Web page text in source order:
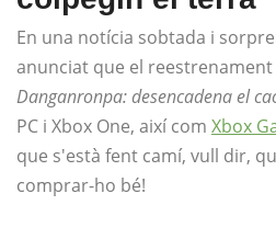
En una notícia sobtada i
anunciat que el
Danganronpa: desencadena el
PC i Xbox One, així com Xbox
que s'està fent camí, vull dir,
comprar-ho bé!